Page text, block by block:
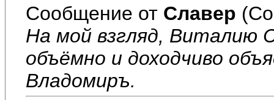
Сообщение от Славер
На мой взгляд, Виталию
объёмно и доходчиво
Владомиръ.